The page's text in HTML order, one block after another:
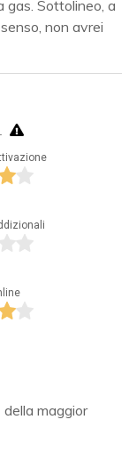
gas. Sottolineo, a
non avrei
maggior